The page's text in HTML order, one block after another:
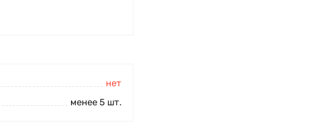
нет
менее 5 шт.